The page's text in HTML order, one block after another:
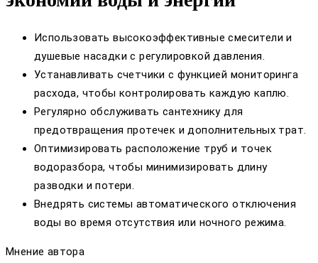
Использовать высокоэффективные смесители и
душевые насадки с регулировкой давления.
Устанавливать счетчики с функцией мониторинга
расхода, чтобы контролировать каждую каплю.
Регулярно обслуживать сантехнику для
предотвращения протечек и дополнительных трат.
Оптимизировать расположение труб и точек
водоразбора, чтобы минимизировать длину
разводки и потери.
Внедрять системы автоматического отключения
воды во время отсутствия или ночного режима.
Мнение автора